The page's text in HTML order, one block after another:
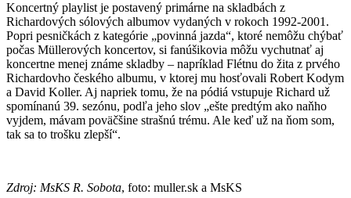
Koncertný playlist je postavený primárne na skladbách z
Richardových sólových albumov vydaných v rokoch 1992-2001.
Popri pesničkách z kategórie „povinná jazda“, ktoré nemôžu chýbať
počas Müllerových koncertov, si fanúšikovia môžu vychutnať aj
koncertne menej známe skladby – napríklad Flétnu do žita z prvého
Richardovho českého albumu, v ktorej mu hosťovali Robert Kodym
a David Koller. Aj napriek tomu, že na pódiá vstupuje Richard už
spomínanú 39. sezónu, podľa jeho slov „ešte predtým ako naňho
vyjdem, mávam poväčšine strašnú trému. Ale keď už na ňom som,
tak sa to trošku zlepší“.
Zdroj: MsKS R. Sobota, foto: muller.sk a MsKS